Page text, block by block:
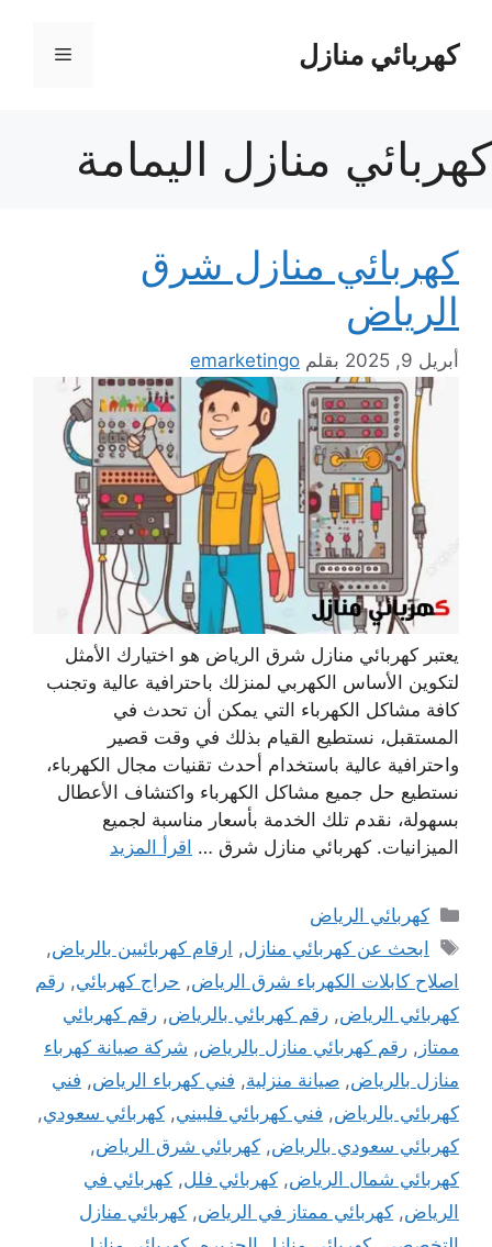
المحتوىكهربائي منازل القائمة
كهربائي منازل اليمامة
كهربائي منازل شرق
الرياض
أبريل 9, 2025 بقلم emarketingo
يعتبر كهربائي منازل شرق الرياض هو اختيارك الأمثل
لتكوين الأساس الكهربي لمنزلك باحترافية عالية وتجنب
كافة مشاكل الكهرباء التي يمكن أن تحدث في
المستقبل، نستطيع القيام بذلك في وقت قصير
واحترافية عالية باستخدام أحدث تقنيات مجال الكهرباء،
نستطيع حل جميع مشاكل الكهرباء واكتشاف الأعطال
بسهولة، نقدم تلك الخدمة بأسعار مناسبة لجميع
الميزانيات. كهربائي منازل شرق … اقرأ المزيد
التصنيفات
كهربائي الرياض
الوسوم
ابحث عن كهربائي منازل, ارقام كهربائيين ‫بالرياض‬,
اصلاح كابلات الكهرباء شرق الرياض, حراج كهربائي, رقم
كهربائي الرياض, رقم كهربائي بالرياض, رقم كهربائي
ممتاز , رقم كهربائي منازل بالرياض, شركة صيانة كهرباء
منازل بالرياض, صيانة منزلية, فني كهرباء الرياض, فني
كهربائي بالرياض, فني كهربائي فلبيني, كهربائي سعودي,
كهربائي سعودي بالرياض, كهربائي شرق الرياض,
كهربائي شمال الرياض, كهربائي فلل, كهربائي في
الرياض, كهربائي ممتاز في الرياض, كهربائي منازل